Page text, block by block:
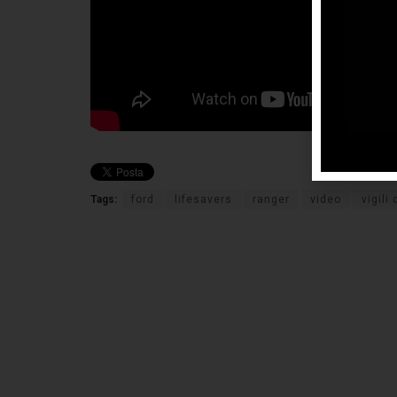
Tags: ford lifesavers ranger video vigili